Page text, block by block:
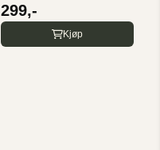
minuttene
299,-
Kjøp